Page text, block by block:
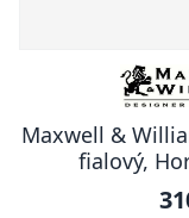
Maxwell &
fialový,